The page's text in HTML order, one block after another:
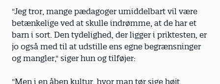
"Jeg tror, mange pædagoger umiddelbart vil være
betænkelige ved at skulle indrømme, at de har et
barn i sort. Den tydelighed, der ligger i priktesten, er
jo også med til at udstille ens egne begrænsninger
og mangler," siger hun og tilføjer:
"Men i en åben kultur, hvor man tør sige højt,